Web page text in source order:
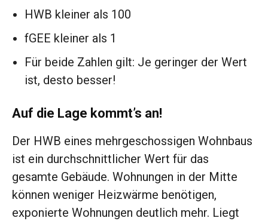
HWB kleiner als 100
fGEE kleiner als 1
Für beide Zahlen gilt: Je geringer der Wert
ist, desto besser!
Auf die Lage kommt’s an!
Der HWB eines mehrgeschossigen Wohnbaus
ist ein durchschnittlicher Wert für das
gesamte Gebäude. Wohnungen in der Mitte
können weniger Heizwärme benötigen,
exponierte Wohnungen deutlich mehr. Liegt